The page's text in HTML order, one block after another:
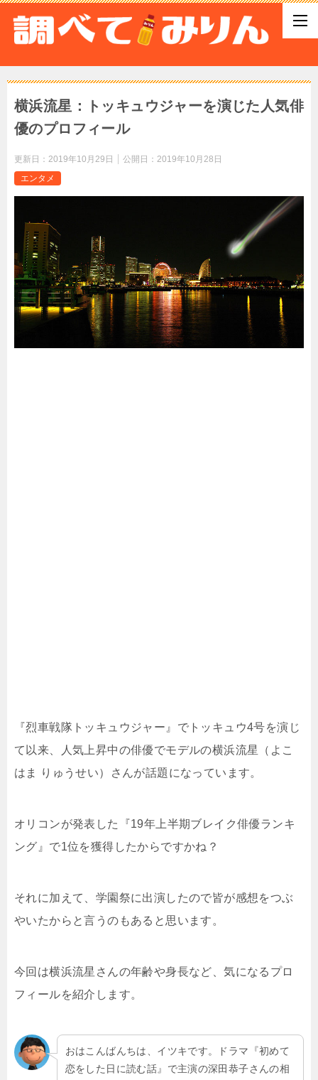
横浜流星：トッキュウジャーを演じた人気俳
優のプロフィール
更新日： 2019年10月29日 公開日： 2019年10月28日
エンタメ
『烈車戦隊トッキュウジャー』でトッキュウ4号を演じ
て以来、人気上昇中の俳優でモデルの横浜流星（よこ
はま りゅうせい）さんが話題になっています。
オリコンが発表した『19年上半期ブレイク俳優ランキ
ング』で1位を獲得したからですかね？
それに加えて、学園祭に出演したので皆が感想をつぶ
やいたからと言うのもあると思います。
今回は横浜流星さんの年齢や身長など、気になるプロ
フィールを紹介します。
おはこんばんちは、イツキです。ドラマ『初めて
恋をした日に読む話』で主演の深田恭子さんの相